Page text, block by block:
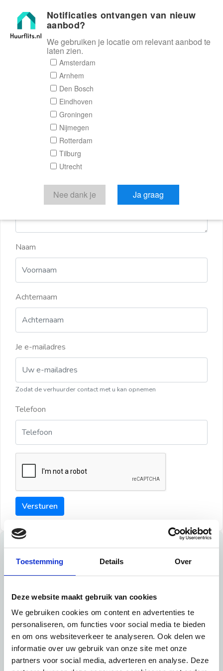
Toestemming Details Over
Deze website maakt gebruik van cookies
We gebruiken cookies om content en advertenties te
personaliseren, om functies voor social media te bieden
en om ons websiteverkeer te analyseren. Ook delen we
informatie over uw gebruik van onze site met onze
partners voor social media, adverteren en analyse. Deze
Huurflits
Reactieformulier
Huurflits
Verstuur je bericht
Door een bericht te sturen kom je in contact met de
aanbieder of makelaar van de woning.
Naam
Achternaam
Je e-mailadres
Zodat de verhuurder contact met u kan opnemen
Telefoon
Versturen
Tips
Tip 1:
Schrijf een duidelijke introductie en geef de volgende
informatie mee:
Ben je student, werkachtig of werkzoekend
Notificaties ontvangen van nieuw
aanbod?
We gebruiken je locatie om relevant aanbod te
laten zien.
Amsterdam
Arnhem
Den Bosch
Eindhoven
Groningen
Nijmegen
Rotterdam
Tilburg
Utrecht
Nee dank je Ja graag